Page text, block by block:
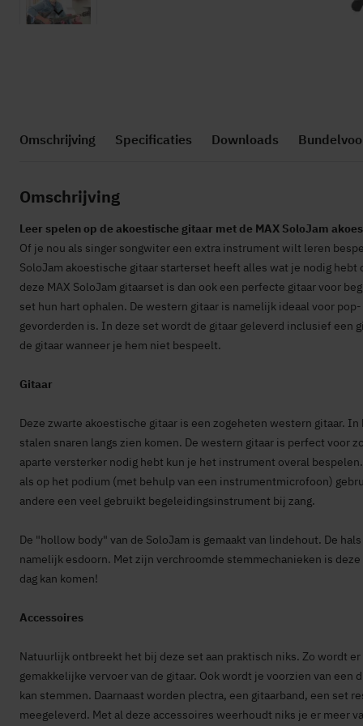
begin
afbeeldingen-
Omschrijving Specificaties Downloads
Omschrijving
Leer spelen op de akoestische gitaar met de MAX SoloJam
Of je nou als singer songwiter een extra instrument wilt leren
SoloJam akoestische gitaar starterset heeft alles wat je nodig
deze MAX SoloJam gitaarset is dan ook een perfecte gitaar voor
set hun hart ophalen. De western gitaar is namelijk ideaal voor
gevorderden is. In deze set wordt de gitaar geleverd inclusief een
de gitaar wanneer je hem niet bespeelt.
Gitaar
Deze zwarte akoestische gitaar is een zogeheten western gitaar.
stalen snaren langs zien komen. De western gitaar is perfect voor
aparte versterker nodig hebt kun je het instrument overal
als op het podium (met behulp van een instrumentmicrofoon)
andere een veel gebruikt begeleidingsinstrument bij zang.
De "hollow body" van de SoloJam is gemaakt van lindehout. De
namelijk esdoorn. Met zijn verchroomde stemmechanieken is
dag kan komen!
Accessoires
Natuurlijk ontbreekt het bij deze set aan praktisch niks. Zo wordt
gemakkelijke vervoer van de gitaar. Ook wordt je voorzien van
kan stemmen. Daarnaast worden plectra, een gitaarband, een set
meegeleverd. Met al deze accessoires weerhoudt niks je er meer